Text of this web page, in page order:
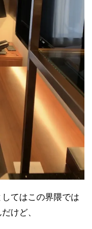
てはこの界隈では
けど、